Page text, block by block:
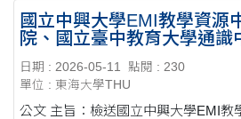
國立中興大學EMI教學資源
院、國立臺中教育大學通識
Together!系列工作坊資訊
日期 : 2026-05-11
點閱 : 230
單位 : 東海大學THU
公文 主旨：檢送國立中興大學EMI教學資源中心與本校工學